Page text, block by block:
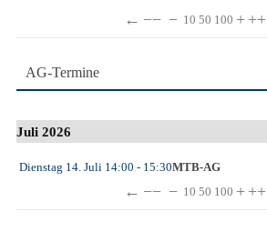
← −− − 10 50 100 + ++
AG-Termine
Juli 2026
Dienstag 14. Juli 14:00 - 15:30MTB-AG
← −− − 10 50 100 + ++